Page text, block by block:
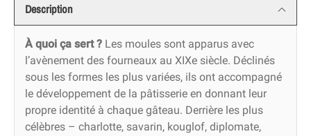
Description
À quoi ça sert ? Les moules sont apparus avec
l’avènement des fourneaux au XIXe siècle. Déclinés
sous les formes les plus variées, ils ont accompagné
le développement de la pâtisserie en donnant leur
propre identité à chaque gâteau. Derrière les plus
célèbres – charlotte, savarin, kouglof, diplomate,